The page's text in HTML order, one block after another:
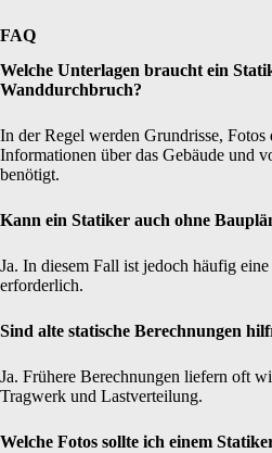
FAQ
Welche Unterlagen braucht ein
Wanddurchbruch?
In der Regel werden Grundrisse, Fotos
Informationen über das Gebäude und
benötigt.
Kann ein Statiker auch ohne
Ja. In diesem Fall ist jedoch häufig
erforderlich.
Sind alte statische Berechnungen
Ja. Frühere Berechnungen liefern oft
Tragwerk und Lastverteilung.
Welche Fotos sollte ich einem